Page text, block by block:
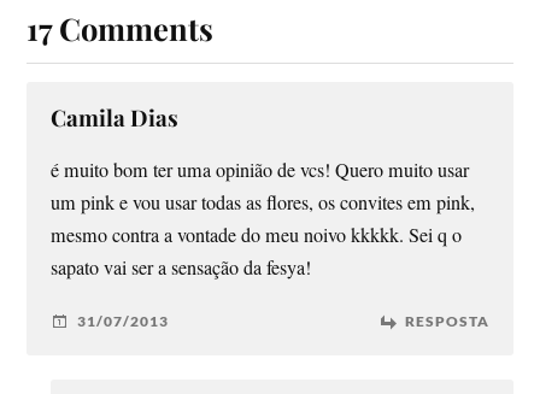
17 Comments
Camila Dias
é muito bom ter uma opinião de vcs! Quero muito usar
um pink e vou usar todas as flores, os convites em pink,
mesmo contra a vontade do meu noivo kkkkk. Sei q o
sapato vai ser a sensação da fesya!
31/07/2013 RESPOSTA